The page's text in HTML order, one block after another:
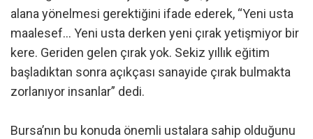
alana yönelmesi gerektiğini ifade ederek, “Yeni usta
maalesef… Yeni usta derken yeni çırak yetişmiyor bir
kere. Geriden gelen çırak yok. Sekiz yıllık eğitim
başladıktan sonra açıkçası sanayide çırak bulmakta
zorlanıyor insanlar” dedi.
Bursa’nın bu konuda önemli ustalara sahip olduğunu